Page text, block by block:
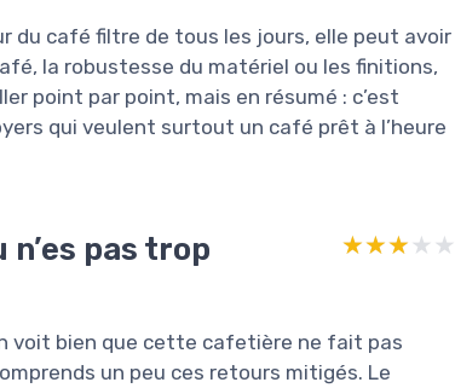
du café filtre de tous les jours, elle peut avoir
la robustesse du matériel ou les finitions,
point par point, mais en résumé : c’est
qui veulent surtout un café prêt à l’heure
pas trop
★★★★★
★★★★★
voit bien que cette cafetière ne fait pas
un peu ces retours mitigés. Le